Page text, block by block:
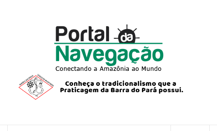
CONECTANDO A AMAZÔNIA COM O MUNDO.